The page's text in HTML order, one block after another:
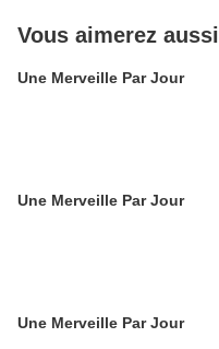
Vous aimerez aussi
Une Merveille Par Jour
Une Merveille Par Jour
Une Merveille Par Jour